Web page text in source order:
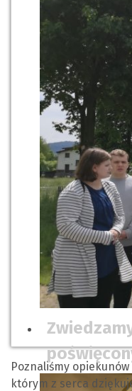
Poznaliśmy
którym z serca